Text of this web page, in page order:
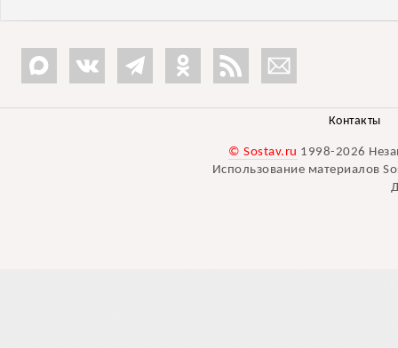
Контакты
© Sostav.ru 1998-2026
Использование материалов